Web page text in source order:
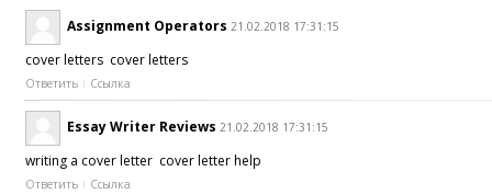
Assignment Operators 21.02.2018 17:31:15
cover letters cover letters
Ответить Ссылка
Essay Writer Reviews 21.02.2018 17:31:15
writing a cover letter cover letter help
Ответить Ссылка